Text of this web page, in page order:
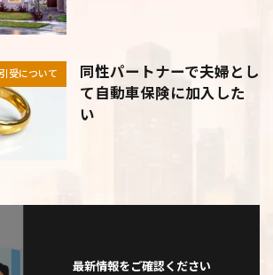
受について
同性パートナーで夫婦とし
て自動車保険に加入した
い
最新情報をご確認ください